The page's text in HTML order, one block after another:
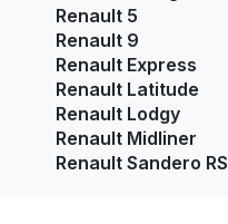
Renault 5
Renault 9
Renault Express
Renault Latitude
Renault Lodgy
Renault Midliner
Renault Sandero RS